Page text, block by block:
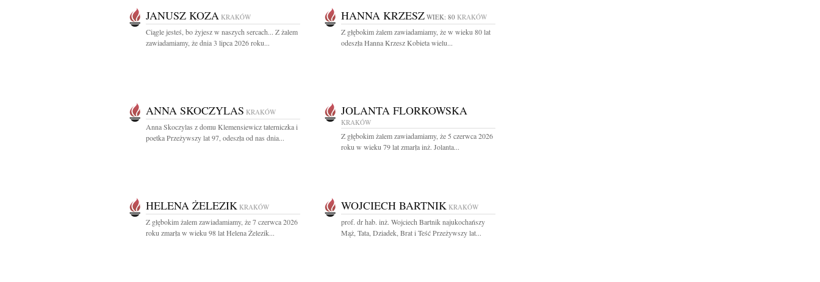
JANUSZ KOZA KRAKÓW
Ciągle jesteś, bo żyjesz w naszych sercach... Z żalem
zawiadamiamy, że dnia 3 lipca 2026 roku...
HANNA KRZESZ WIEK: 80 KRAKÓW
Z głębokim żalem zawiadamiamy, że w wieku 80 lat
odeszła Hanna Krzesz Kobieta wielu...
ANNA SKOCZYLAS KRAKÓW
Anna Skoczylas z domu Klemensiewicz taterniczka i
poetka Przeżywszy lat 97, odeszła od nas dnia...
JOLANTA FLORKOWSKA
KRAKÓW
Z głębokim żalem zawiadamiamy, że 5 czerwca 2026
roku w wieku 79 lat zmarła inż. Jolanta...
HELENA ŻELEZIK KRAKÓW
Z głębokim żalem zawiadamiamy, że 7 czerwca 2026
roku zmarła w wieku 98 lat Helena Żelezik...
WOJCIECH BARTNIK KRAKÓW
prof. dr hab. inż. Wojciech Bartnik najukochańszy
Mąż, Tata, Dziadek, Brat i Teść Przeżywszy lat...